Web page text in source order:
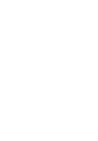
minérales, les eaux de
et oligo-